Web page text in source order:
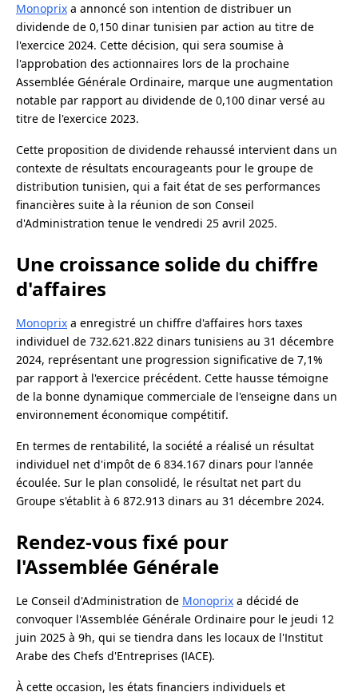
Monoprix a annoncé son intention de distribuer un
dividende de 0,150 dinar tunisien par action au titre de
l'exercice 2024. Cette décision, qui sera soumise à
l'approbation des actionnaires lors de la prochaine
Assemblée Générale Ordinaire, marque une augmentation
notable par rapport au dividende de 0,100 dinar versé au
titre de l'exercice 2023.
Cette proposition de dividende rehaussé intervient dans un
contexte de résultats encourageants pour le groupe de
distribution tunisien, qui a fait état de ses performances
financières suite à la réunion de son Conseil
d'Administration tenue le vendredi 25 avril 2025.
Une croissance solide du chiffre
d'affaires
Monoprix a enregistré un chiffre d'affaires hors taxes
individuel de 732.621.822 dinars tunisiens au 31 décembre
2024, représentant une progression significative de 7,1%
par rapport à l'exercice précédent. Cette hausse témoigne
de la bonne dynamique commerciale de l'enseigne dans un
environnement économique compétitif.
En termes de rentabilité, la société a réalisé un résultat
individuel net d'impôt de 6 834.167 dinars pour l'année
écoulée. Sur le plan consolidé, le résultat net part du
Groupe s'établit à 6 872.913 dinars au 31 décembre 2024.
Rendez-vous fixé pour
l'Assemblée Générale
Le Conseil d'Administration de Monoprix a décidé de
convoquer l'Assemblée Générale Ordinaire pour le jeudi 12
juin 2025 à 9h, qui se tiendra dans les locaux de l'Institut
Arabe des Chefs d'Entreprises (IACE).
À cette occasion, les états financiers individuels et